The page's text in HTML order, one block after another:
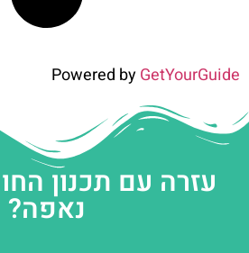
Powered byGetYourGuide
עזרה עם תכנון
נאפה?